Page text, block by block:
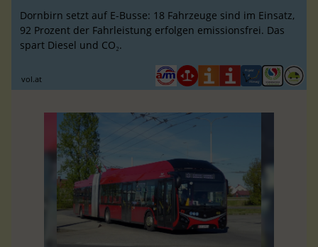
Dornbirn setzt auf E-Busse: 18 Fahrzeuge sind im Einsatz,
92 Prozent der Fahrleistung erfolgen emissionsfrei. Das
spart Diesel und CO₂.
vol.at